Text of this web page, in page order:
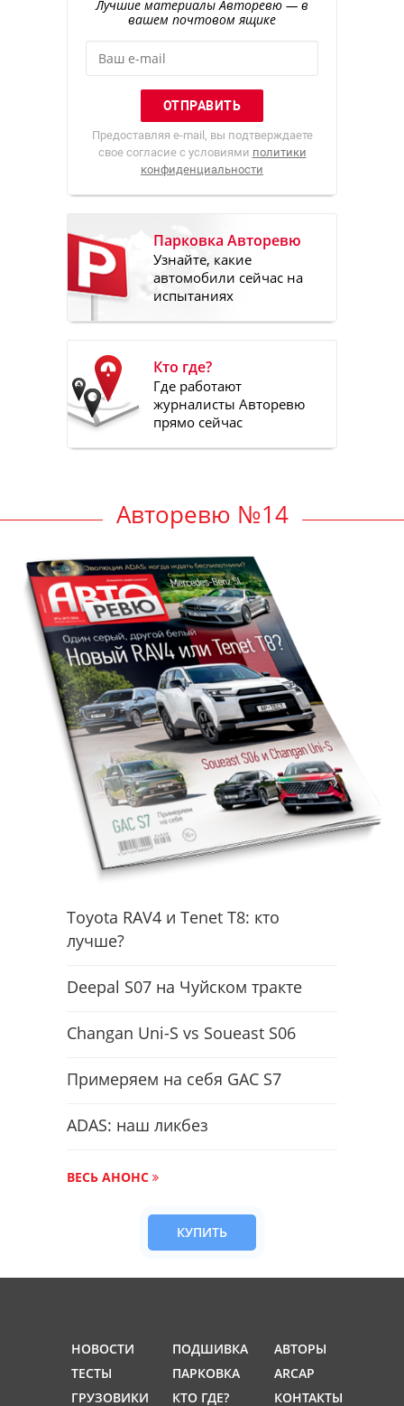
Лучшие материалы Авторевю — в
вашем почтовом ящике
Предоставляя e-mail, вы подтверждаете
свое согласие с условиями политики
конфиденциальности
Парковка Авторевю
Узнайте, какие
автомобили сейчас на
испытаниях
Кто где?
Где работают
журналисты Авторевю
прямо сейчас
Авторевю №14
Toyota RAV4 и Tenet T8: кто
лучше?
Deepal S07 на Чуйском тракте
Changan Uni-S vs Soueast S06
Примеряем на себя GAC S7
ADAS: наш ликбез
ВЕСЬ АНОНС
КУПИТЬ
НОВОСТИ
ТЕСТЫ
ГРУЗОВИКИ
ПОДШИВКА
ПАРКОВКА
КТО ГДЕ?
АВТОРЫ
ARCAP
КОНТАКТЫ